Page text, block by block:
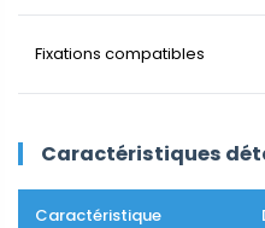
Fixations compatibles
Caractéristiques
Caractéristique